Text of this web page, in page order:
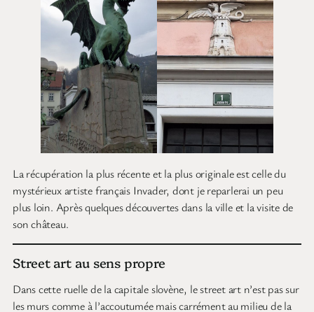
La récupération la plus récente et la plus originale est celle du
mystérieux artiste français Invader, dont je reparlerai un peu
plus loin. Après quelques découvertes dans la ville et la visite de
son château.
Street art au sens propre
Dans cette ruelle de la capitale slovène, le street art n’est pas sur
les murs comme à l’accoutumée mais carrément au milieu de la